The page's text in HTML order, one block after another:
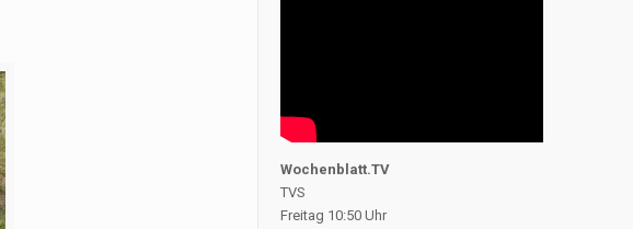
Wochenblatt.TV
TVS
Freitag 10:50 Uhr